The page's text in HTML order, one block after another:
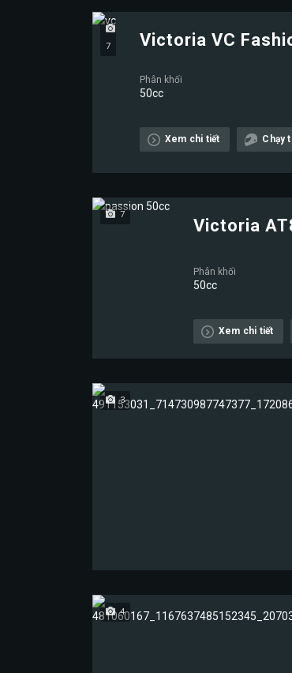
7 Victoria VC
Phân khối
50cc
Xem chi tiết Chạy
7
Victoria
Phân khối
50cc
Xem chi tiết
3
4